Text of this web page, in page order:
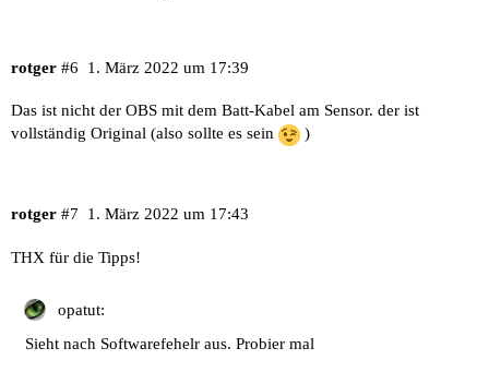
rotger 1. März 2022 um 17:39
#6
Das ist nicht der OBS mit dem Batt-Kabel am Sensor. der ist
vollständig Original (also sollte es sein
)
rotger 1. März 2022 um 17:43
#7
THX für die Tipps!
opatut:
Sieht nach Softwarefehelr aus. Probier mal